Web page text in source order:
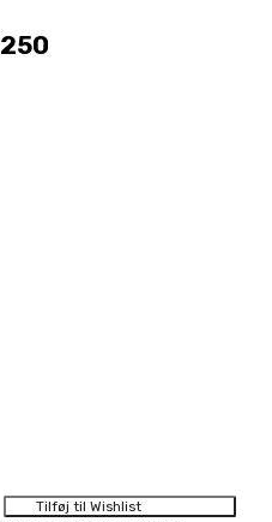
Tilføj til Wishlist